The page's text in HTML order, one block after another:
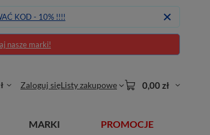
KOD - 10% !!!!
nasze marki!
Zaloguj sięListy zakupowe 0,00 zł
MARKI PROMOCJE